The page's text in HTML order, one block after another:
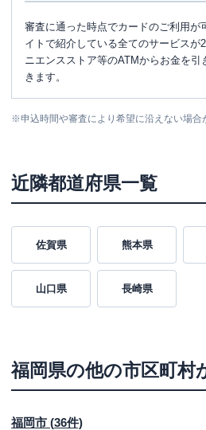
審査に通った時点でカードのご利用が
イトで紹介している全てのサービスが
ニエンスストア等のATMからお金を引
きます。
※申込時間や審査により希望に沿えない場合
近隣都道府県一覧
佐賀県 熊本県
山口県 長崎県
福岡県の他の市区町村
福岡市 (36件)